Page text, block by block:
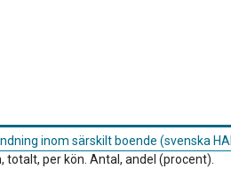
inom särskilt boende (svenska
per kön. Antal, andel (procent).